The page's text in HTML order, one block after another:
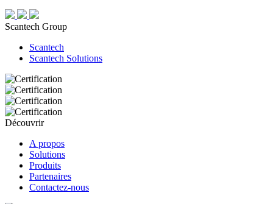
Scantech Group
Scantech
Scantech Solutions
Découvrir
A propos
Solutions
Produits
Partenaires
Contactez-nous